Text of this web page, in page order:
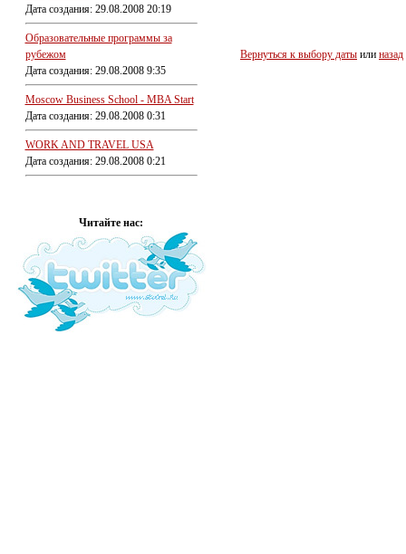
Дата создания: 29.08.2008 20:19
Образовательные программы за
рубежом
Дата создания: 29.08.2008 9:35
Moscow Business School - MBA Start
Дата создания: 29.08.2008 0:31
WORK AND TRAVEL USA
Дата создания: 29.08.2008 0:21
Читайте нас:
Вернуться к выбору даты или назад